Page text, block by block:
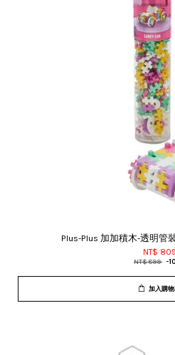
Plus-Plus 加加積木-透明管
NT$ 809
NT$ 899 -
加入購